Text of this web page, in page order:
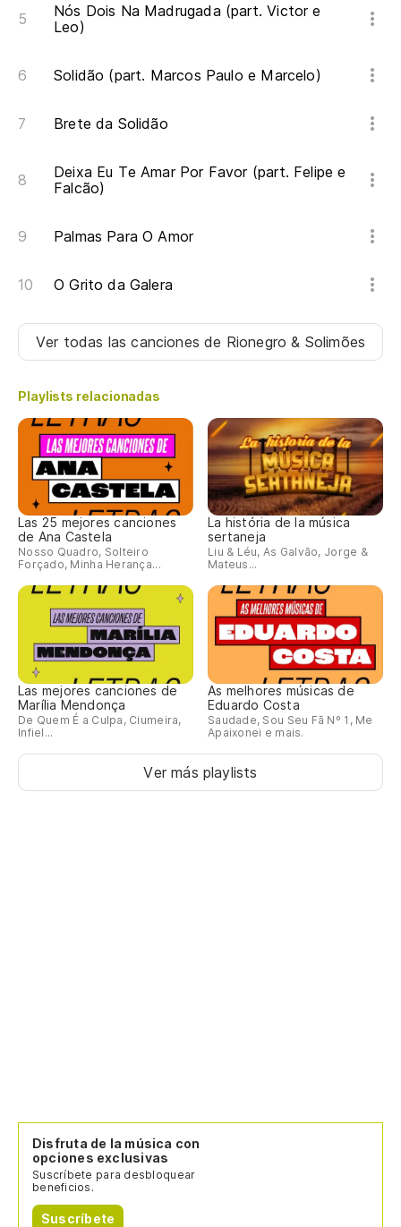
Nós Dois Na Madrugada (part. Victor e
Leo)
Solidão (part. Marcos Paulo e Marcelo)
Brete da Solidão
Deixa Eu Te Amar Por Favor (part. Felipe e
Falcão)
Palmas Para O Amor
O Grito da Galera
Ver todas las cancionesde Rionegro & Solimões
Playlists relacionadas
Las 25 mejores canciones
de Ana Castela
Nosso Quadro, Solteiro
Forçado, Minha Herança...
La história de la música
sertaneja
Liu & Léu, As Galvão, Jorge &
Mateus...
Las mejores canciones de
Marília Mendonça
De Quem É a Culpa, Ciumeira,
Infiel...
As melhores músicas de
Eduardo Costa
Saudade, Sou Seu Fã Nº 1, Me
Apaixonei e mais.
Ver más playlists
Disfruta de la música con
opciones exclusivas
Suscríbete para desbloquear
beneficios.
Suscríbete